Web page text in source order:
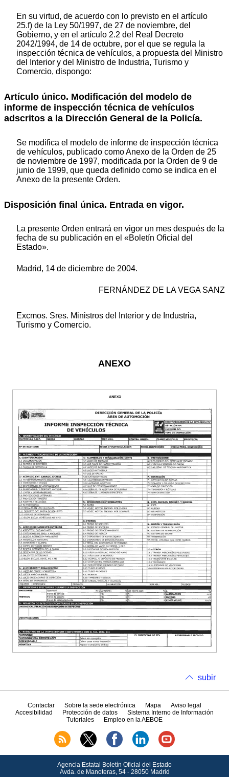
En su virtud, de acuerdo con lo previsto en el artículo
25.f) de la Ley 50/1997, de 27 de noviembre, del
Gobierno, y en el artículo 2.2 del Real Decreto
2042/1994, de 14 de octubre, por el que se regula la
inspección técnica de vehículos, a propuesta del Ministro
del Interior y del Ministro de Industria, Turismo y
Comercio, dispongo:
Artículo único. Modificación del modelo de
informe de inspección técnica de vehículos
adscritos a la Dirección General de la Policía.
Se modifica el modelo de informe de inspección técnica
de vehículos, publicado como Anexo de la Orden de 25
de noviembre de 1997, modificada por la Orden de 9 de
junio de 1999, que queda definido como se indica en el
Anexo de la presente Orden.
Disposición final única. Entrada en vigor.
La presente Orden entrará en vigor un mes después de la
fecha de su publicación en el «Boletín Oficial del
Estado».
Madrid, 14 de diciembre de 2004.
FERNÁNDEZ DE LA VEGA SANZ
Excmos. Sres. Ministros del Interior y de Industria,
Turismo y Comercio.
ANEXO
subir
Contactar Sobre la sede electrónica Mapa
Aviso legal
Accesibilidad
Protección de datos
Sistema Interno de Información
Tutoriales
Empleo en la AEBOE
Agencia Estatal Boletín Oficial del Estado
Avda.de Manoteras, 54 - 28050 Madrid